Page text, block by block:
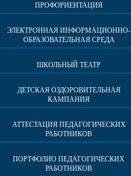
ПРОФОРИЕНТАЦИЯ
ЭЛЕКТРОННАЯ ИНФОРМАЦИОННО-
ОБРАЗОВАТЕЛЬНАЯ СРЕДА
ШКОЛЬНЫЙ ТЕАТР
ДЕТСКАЯ ОЗДОРОВИТЕЛЬНАЯ
КАМПАНИЯ
АТТЕСТАЦИЯ ПЕДАГОГИЧЕСКИХ
РАБОТНИКОВ
ПОРТФОЛИО ПЕДАГОГИЧЕСКИХ
РАБОТНИКОВ